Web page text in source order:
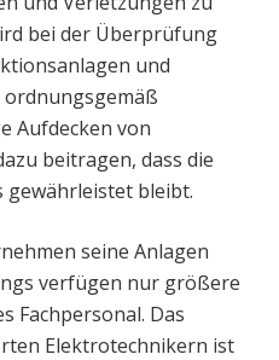
bei der Überprüfung
und
Aufdecken von
beitragen, dass die
gewährleistet bleibt.
seine Anlagen
verfügen nur größere
Fachpersonal. Das
Elektrotechnikern ist